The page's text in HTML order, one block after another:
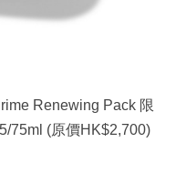
Renewing Pack 限
75ml (原價HK$2,700)